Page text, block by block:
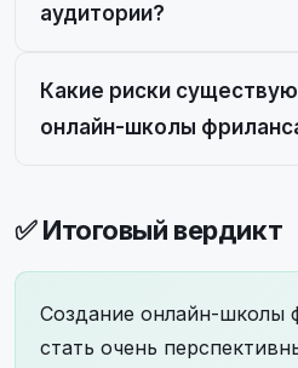
аудитории?
Какие риски
онлайн-школы
✅ Итоговый вердикт
Создание онлайн-школы
стать очень